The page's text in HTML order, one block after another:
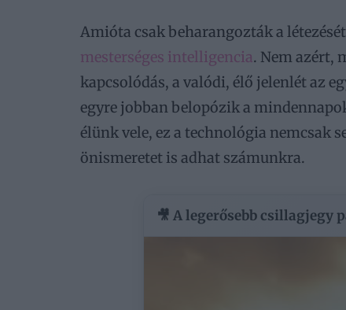
Amióta csak beharangozták a
mesterséges intelligencia. Nem azért,
kapcsolódás, a valódi, élő jelenlét az
egyre jobban belopózik a
élünk vele, ez a technológia nemcsak
önismeretet is adhat számunkra.
🎥 A legerősebb csillagjegy